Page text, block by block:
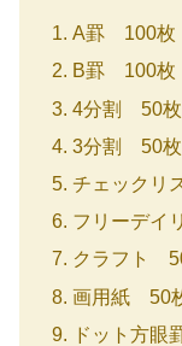
A罫 100枚
B罫 100枚
4分割 50枚
3分割 50枚
チェックリ
フリーデイ
クラフト
画用紙 50
ドット方